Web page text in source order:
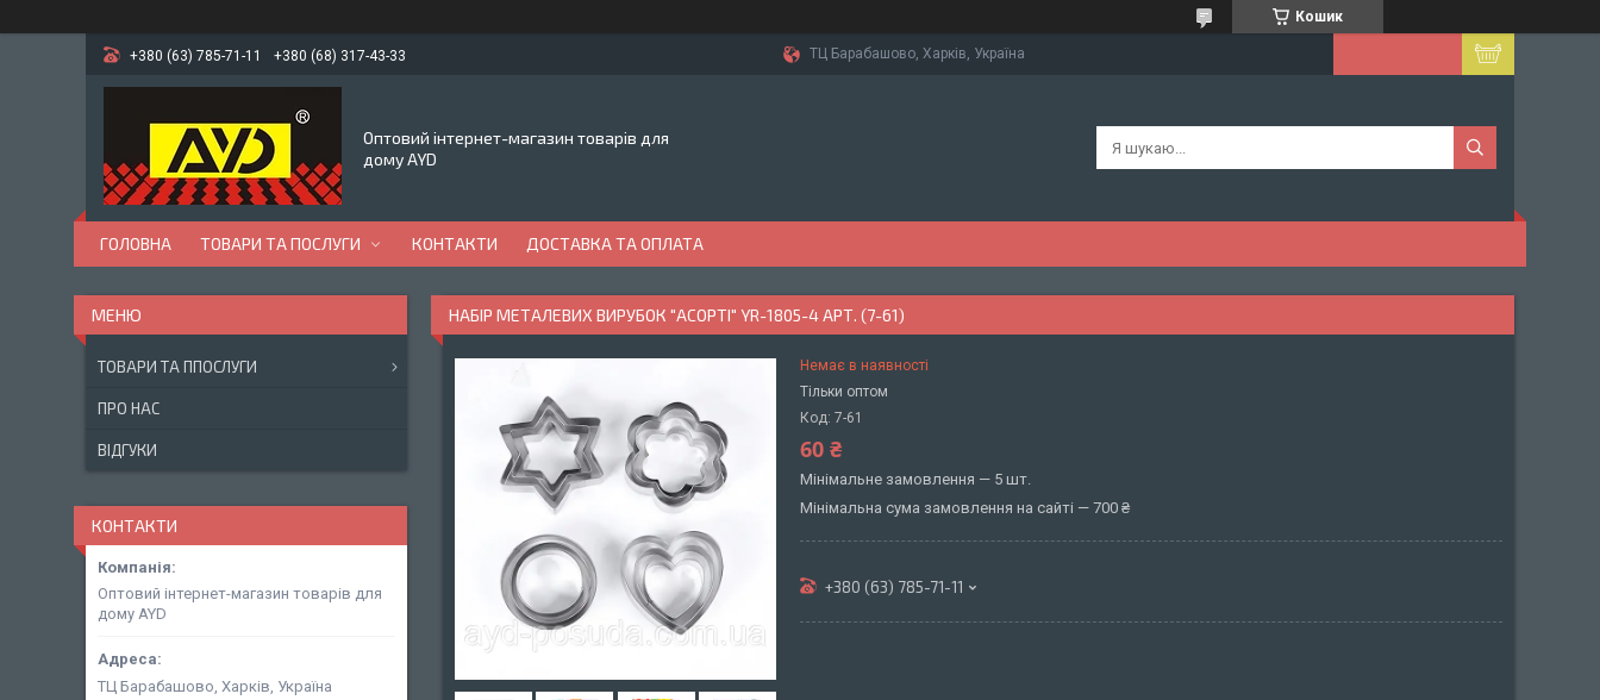
Кошик
+380 (63) 785-71-11 +380 (68) 317-43-33 ТЦ Барабашово, Харків, Україна
Оптовий інтернет-магазин товарів для
дому AYD
ГОЛОВНА ТОВАРИ ТА ПОСЛУГИ КОНТАКТИ ДОСТАВКА ТА ОПЛАТА
НАБІР МЕТАЛЕВИХ ВИРУБОК "АСОРТІ" YR-1805-4 АРТ. (7-61)
Немає в наявності
Тільки оптом
Код: 7-61
60 ₴
Мінімальне замовлення — 5 шт.
Мінімальна сума замовлення на сайті — 700 ₴
+380 (63) 785-71-11
ТОВАРИ ТА ППОСЛУГИ
ПРО НАС
ВІДГУКИ
КОНТАКТИ
Оптовий інтернет-магазин товарів для
дому AYD
ТЦ Барабашово, Харків, Україна